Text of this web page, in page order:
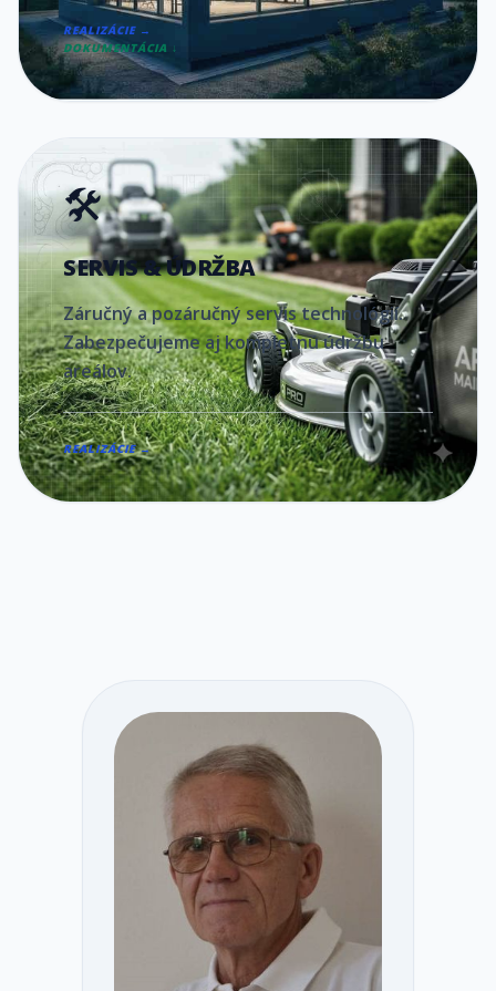
REALIZÁCIE →
DOKUMENTÁCIA ↓
🛠️
SERVIS & ÚDRŽBA
Záručný a pozáručný servis technológií.
Zabezpečujeme aj kompletnú údržbu
areálov.
REALIZÁCIE →